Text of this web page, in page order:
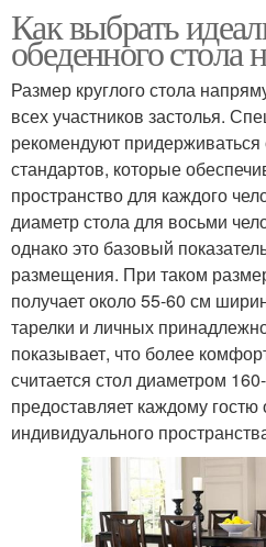
Как выбрать
обеденного стола
Размер круглого стола
всех участников застолья.
рекомендуют
стандартов, которые
пространство для каждого
диаметр стола для восьми
однако это базовый
размещения. При таком
получает около 55-60 см
тарелки и личных
показывает, что более
считается стол диаметром
предоставляет каждому
индивидуального